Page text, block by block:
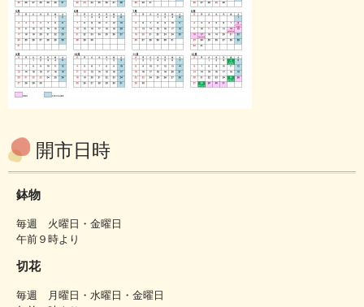
開市日時
鉢物
毎週 火曜日・金曜日
午前９時より
切花
毎週 月曜日・水曜日・金曜日